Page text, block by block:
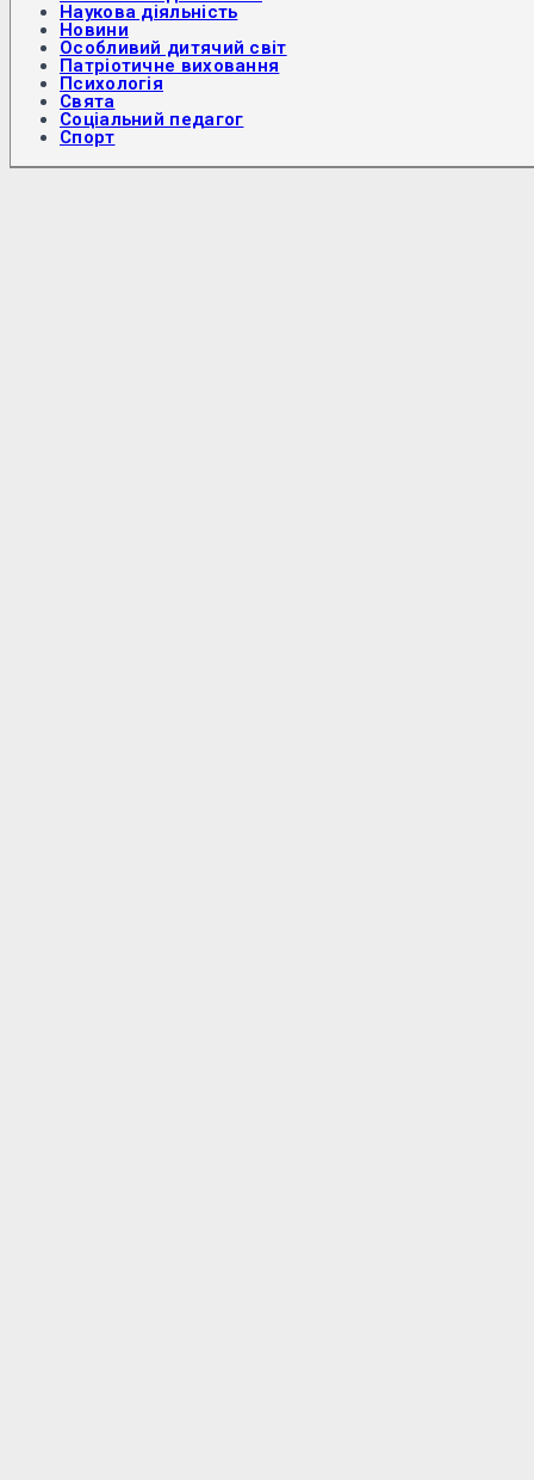
Наукова діяльність
Новини
Особливий дитячий світ
Патріотичне виховання
Психологія
Свята
Соціальний педагог
Спорт